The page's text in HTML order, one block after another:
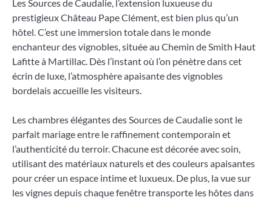
Les Sources de Caudalie, l’extension luxueuse du
prestigieux Château Pape Clément, est bien plus qu’un
hôtel. C’est une immersion totale dans le monde
enchanteur des vignobles, située au Chemin de Smith Haut
Lafitte à Martillac. Dès l’instant où l’on pénètre dans cet
écrin de luxe, l’atmosphère apaisante des vignobles
bordelais accueille les visiteurs.
Les chambres élégantes des Sources de Caudalie sont le
parfait mariage entre le raffinement contemporain et
l’authenticité du terroir. Chacune est décorée avec soin,
utilisant des matériaux naturels et des couleurs apaisantes
pour créer un espace intime et luxueux. De plus, la vue sur
les vignes depuis chaque fenêtre transporte les hôtes dans